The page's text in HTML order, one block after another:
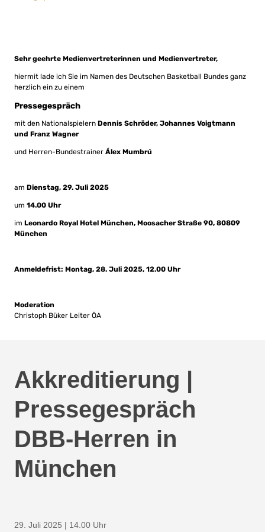
Sehr geehrte Medienvertreterinnen und Medienvertreter,
hiermit lade ich Sie im Namen des Deutschen Basketball Bundes ganz
herzlich ein zu einem
Pressegespräch
mit den Nationalspielern Dennis Schröder, Johannes Voigtmann
und Franz Wagner
und Herren-Bundestrainer Álex Mumbrú
am Dienstag, 29. Juli 2025
um 14.00 Uhr
im Leonardo Royal Hotel München, Moosacher Straße 90, 80809
München
Anmeldefrist: Montag, 28. Juli 2025, 12.00 Uhr
Moderation
Christoph Büker Leiter ÖA
Akkreditierung
|
Pressegespräch
DBB-
Akkreditierung |
Pressegespräch
DBB-Herren in
München
29. Juli 2025 | 14.00 Uhr